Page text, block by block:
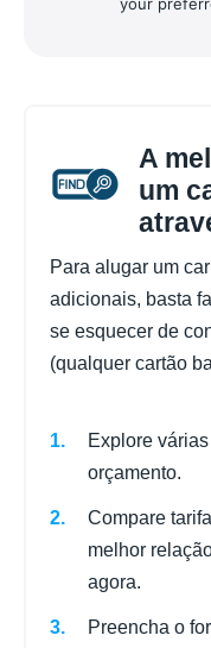
A
um
Para alugar um
adicionais, basta
se esquecer de
(qualquer cartão
Explore
orçamento.
Compare
melhor
agora.
Preencha o